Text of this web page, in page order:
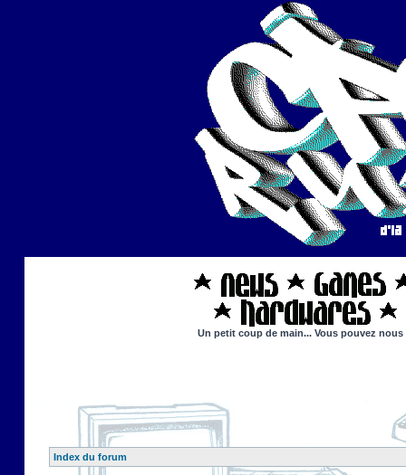
Un petit coup de main... Vous pouvez
Index du forum